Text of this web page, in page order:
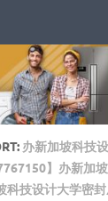
办新加坡科技
】办新加
科技设计大学密